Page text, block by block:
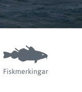
Fiskmerkingar